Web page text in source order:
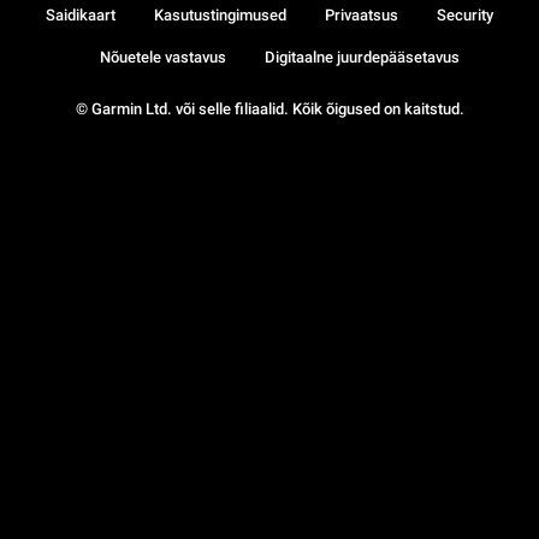
© Garmin Ltd. või selle filiaalid. Kõik õigused on kaitstud.
Saidikaart Kasutustingimused Privaatsus Security
Nõuetele vastavus Digitaalne juurdepääsetavus